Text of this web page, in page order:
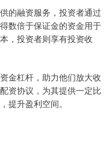
的融资服务，投资者通过
数倍于保证金的资金用于
，投资者则享有投资收
金杠杆，助力他们放大收
资协议，为其提供一定比
提升盈利空间。